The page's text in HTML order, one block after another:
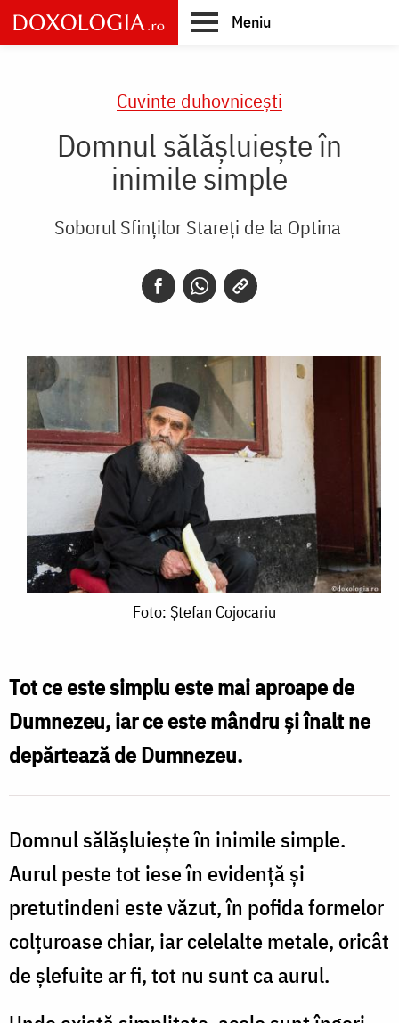
Skip
to
main
Meniu
Cuvinte duhovnicești
Domnul sălășluiește în
inimile simple
Soborul Sfinților Stareți de la Optina
Foto: Ștefan Cojocariu
Tot ce este simplu este mai aproape de
Dumnezeu, iar ce este mândru şi înalt ne
depărtează de Dumnezeu.
Domnul sălăşluieşte în inimile simple.
Aurul peste tot iese în evidenţă şi
pretutindeni este văzut, în pofida formelor
colţuroase chiar, iar celelalte metale, oricât
de şlefuite ar fi, tot nu sunt ca aurul.